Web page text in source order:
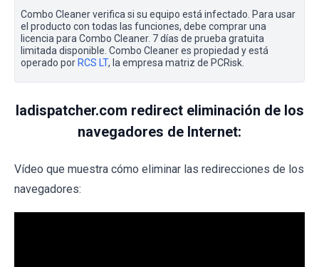
Combo Cleaner verifica si su equipo está infectado. Para usar
el producto con todas las funciones, debe comprar una
licencia para Combo Cleaner. 7 días de prueba gratuita
limitada disponible. Combo Cleaner es propiedad y está
operado por RCS LT, la empresa matriz de PCRisk.
Iadispatcher.com redirect eliminación de los
navegadores de Internet:
Vídeo que muestra cómo eliminar las redirecciones de los
navegadores: